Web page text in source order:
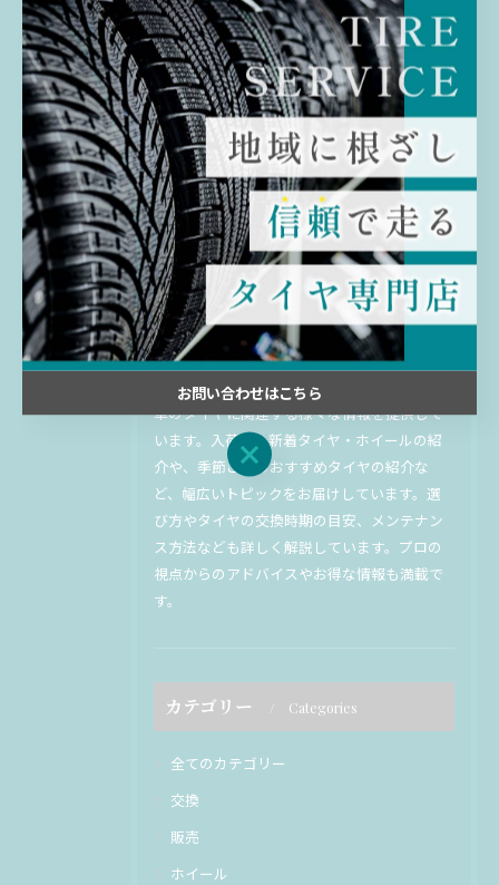
< 前のページ 一覧に戻る 次のページ >
関連タグ
#千葉 #佐倉 #持ち込み #中古
最新のタイヤの入荷情報などをお
届け
車のタイヤに関連する様々な情報を提供して
います。入荷した新着タイヤ・ホイールの紹
介や、季節ごとのおすすめタイヤの紹介な
ど、幅広いトピックをお届けしています。選
び方やタイヤの交換時期の目安、メンテナン
ス方法なども詳しく解説しています。プロの
視点からのアドバイスやお得な情報も満載で
す。
カテゴリー Categories
全てのカテゴリー
交換
販売
ホイール
お問い合わせはこちら
お問い合わせはこちら